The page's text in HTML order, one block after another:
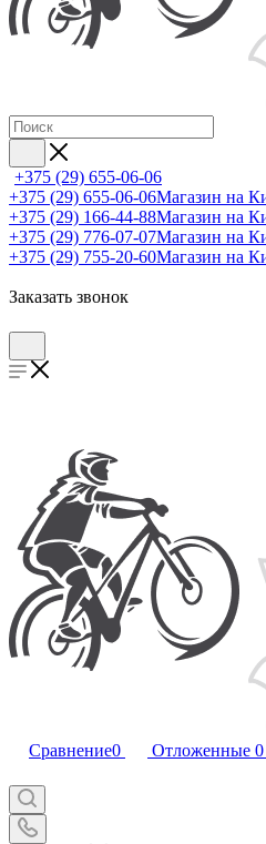
+375 (29) 655-06-06
+375 (29) 655-06-06Магазин на
+375 (29) 166-44-88Магазин на
+375 (29) 776-07-07Магазин на
+375 (29) 755-20-60Магазин на
Заказать звонок
Сравнение0 Отложенные 0